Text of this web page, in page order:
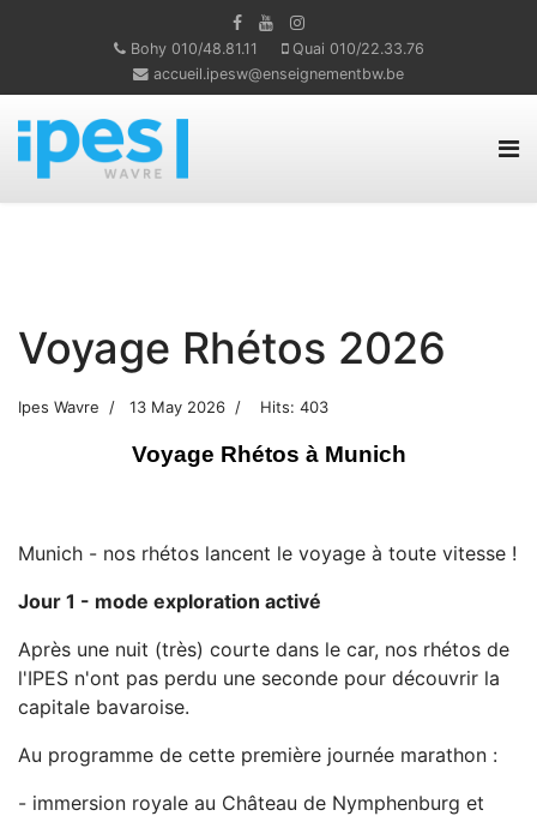
Bohy 010/48.81.11
Quai 010/22.33.76
accueil.ipesw@enseignementbw.be
Voyage Rhétos 2026
Ipes Wavre 13 May 2026 Hits: 403
Voyage Rhétos à Munich
Munich - nos rhétos lancent le voyage à toute vitesse !
Jour 1 - mode exploration activé
Après une nuit (très) courte dans le car, nos rhétos de
l'IPES n'ont pas perdu une seconde pour découvrir la
capitale bavaroise.
Au programme de cette première journée marathon :
- immersion royale au Château de Nymphenburg et